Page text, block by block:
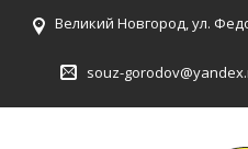
Великий Новгород, ул.
souz-